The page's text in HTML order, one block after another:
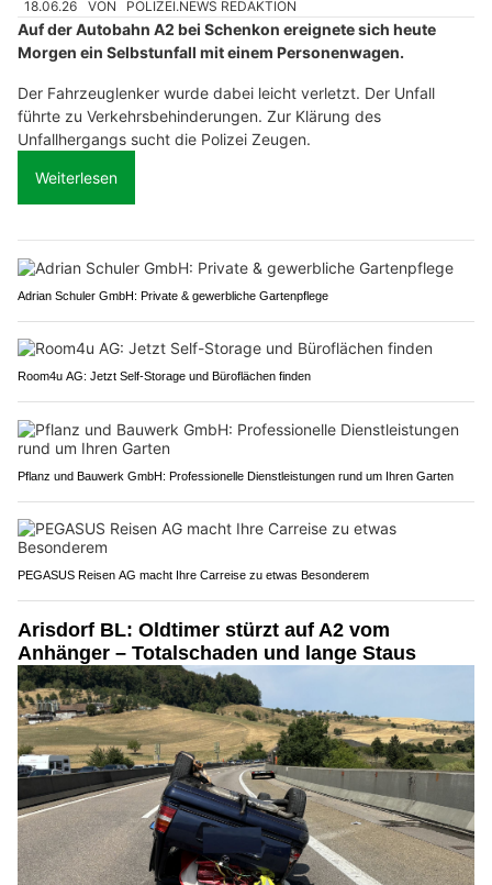
18.06.26 VON POLIZEI.NEWS REDAKTION
Auf der Autobahn A2 bei Schenkon ereignete sich heute
Morgen ein Selbstunfall mit einem Personenwagen.
Der Fahrzeuglenker wurde dabei leicht verletzt. Der Unfall
führte zu Verkehrsbehinderungen. Zur Klärung des
Unfallhergangs sucht die Polizei Zeugen.
Weiterlesen
Adrian Schuler GmbH: Private & gewerbliche Gartenpflege
Room4u AG: Jetzt Self-Storage und Büroflächen finden
Pflanz und Bauwerk GmbH: Professionelle Dienstleistungen rund um Ihren Garten
PEGASUS Reisen AG macht Ihre Carreise zu etwas Besonderem
Arisdorf BL: Oldtimer stürzt auf A2 vom
Anhänger – Totalschaden und lange Staus